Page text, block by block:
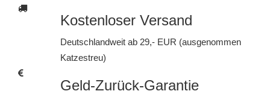
Kostenloser Versand
Deutschlandweit ab 29,- EUR (ausgenommen
Katzestreu)
Geld-Zurück-Garantie